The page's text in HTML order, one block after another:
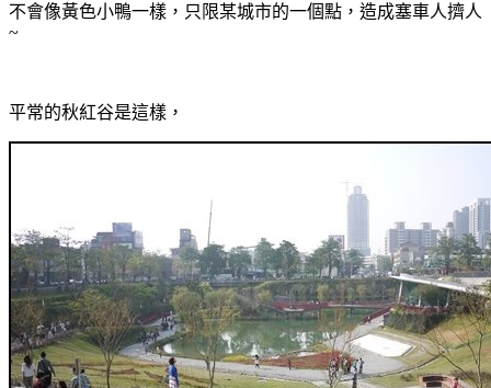
不會像黃色小鴨一樣，只限某城市的一個點，造成塞車人擠人
~
平常的秋紅谷是這樣，